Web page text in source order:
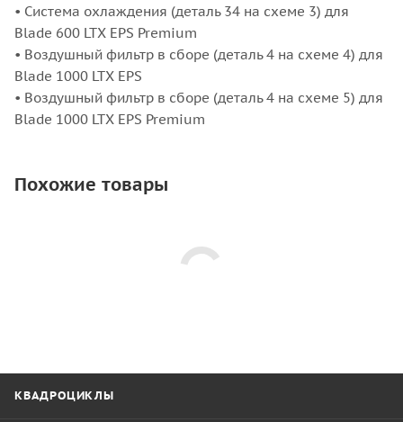
• Система охлаждения (деталь 34 на схеме 3) для
Blade 600 LTX EPS Premium
• Воздушный фильтр в сборе (деталь 4 на схеме 4) для
Blade 1000 LTX EPS
• Воздушный фильтр в сборе (деталь 4 на схеме 5) для
Blade 1000 LTX EPS Premium
Похожие товары
КВАДРОЦИКЛЫ